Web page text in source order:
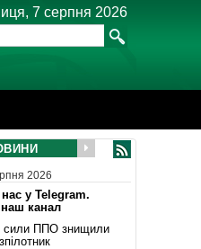
7 серпня 2026
2026
у Telegram.
наш канал
сили ППО знищили